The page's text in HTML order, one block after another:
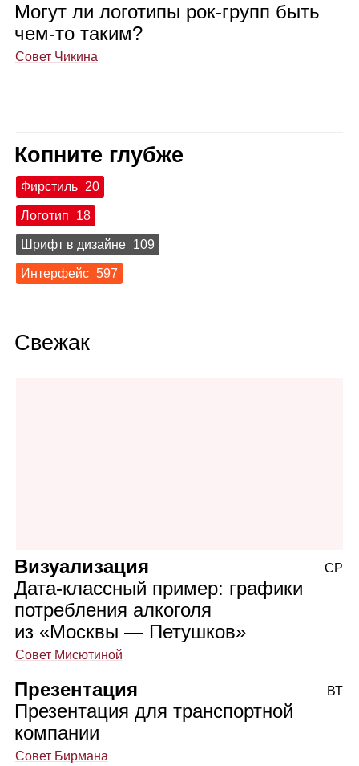
Могут ли лого­типы рок‑групп быть
чем‑то таким?
Совет Чикина
Копните глубже
Фирстиль 20
Логотип 18
Шрифт в дизайне 109
Интерфейс 597
Свежак
Визуализация
Дата‑классный пример: графики
потребления алкоголя
из «Москвы — Петушков»
Совет Мисютиной
СР
Презентация
Презентация для транспортной
компании
Совет Бирмана
ВТ